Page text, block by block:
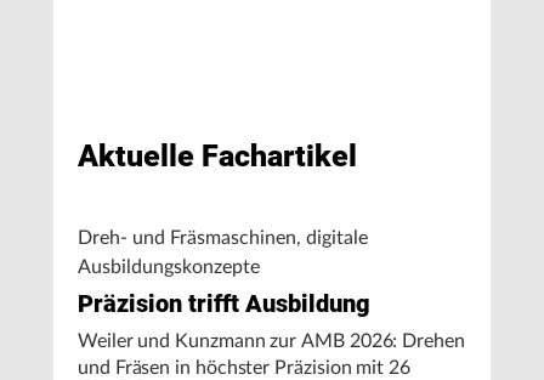
Aktuelle Fachartikel
Dreh- und Fräsmaschinen, digitale
Ausbildungskonzepte
Präzision trifft Ausbildung
Weiler und Kunzmann zur AMB 2026: Drehen
und Fräsen in höchster Präzision mit 26